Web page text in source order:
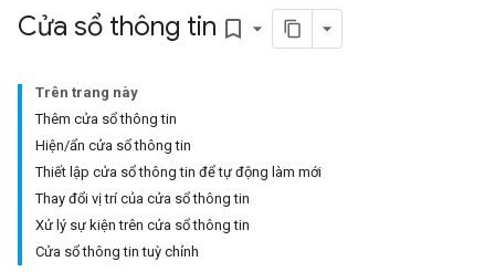
Cửa sổ thông tin bookmark_border
Trên trang này
Thêm cửa sổ thông tin
Hiện/ẩn cửa sổ thông tin
Thiết lập cửa sổ thông tin để tự động làm mới
Thay đổi vị trí của cửa sổ thông tin
Xử lý sự kiện trên cửa sổ thông tin
Cửa sổ thông tin tuỳ chỉnh